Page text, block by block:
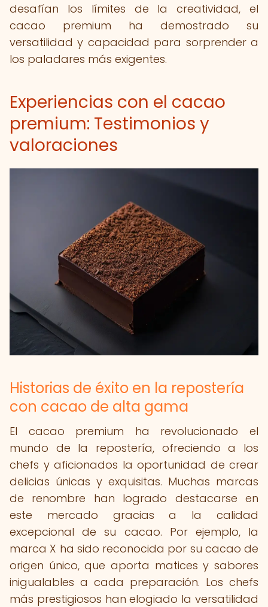
desafían los límites de la creatividad, el
cacao premium ha demostrado su
versatilidad y capacidad para sorprender a
los paladares más exigentes.
Experiencias con el cacao
premium: Testimonios y
valoraciones
Historias de éxito en la repostería
con cacao de alta gama
El cacao premium ha revolucionado el
mundo de la repostería, ofreciendo a los
chefs y aficionados la oportunidad de crear
delicias únicas y exquisitas. Muchas marcas
de renombre han logrado destacarse en
este mercado gracias a la calidad
excepcional de su cacao. Por ejemplo, la
marca X ha sido reconocida por su cacao de
origen único, que aporta matices y sabores
inigualables a cada preparación. Los chefs
más prestigiosos han elogiado la versatilidad